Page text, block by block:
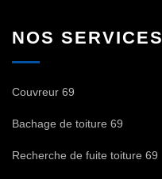
NOS SERVICES
Couvreur 69
Bachage de toiture 69
Recherche de fuite toiture 69